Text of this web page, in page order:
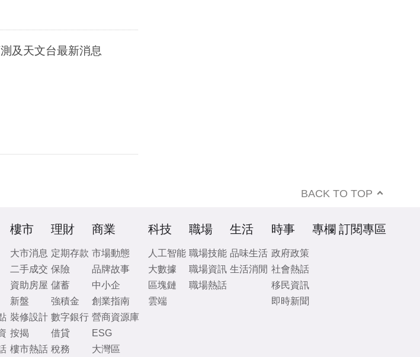
及天文台最新消息
BACK TO TOP
樓市
大市消息
二手成交
資助房屋
新盤
裝修設計
按揭
樓市熱話
理財
定期存款
保險
儲蓄
強積金
數字銀行
借貸
稅務
商業
市場動態
品牌故事
中小企
創業指南
營商資源庫
ESG
大灣區
科技
人工智能
大數據
區塊鏈
雲端
職場
職場技能
職場資訊
職場熱話
生活
品味生活
生活消閒
時事
政府政策
社會熱話
移民資訊
即時新聞
專欄 訂閱專區